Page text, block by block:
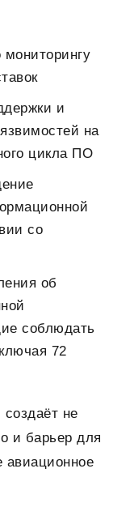
мониторингу
и
на
цикла ПО
со
об
соблюдать
72
не
и барьер для
авиационное